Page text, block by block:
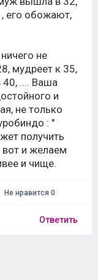
его обожают,
не
мудреет к 35,
40, .... Ваша
и
не только
: "
получить
и желаем
и чище.
Не нравится 0
Ответить